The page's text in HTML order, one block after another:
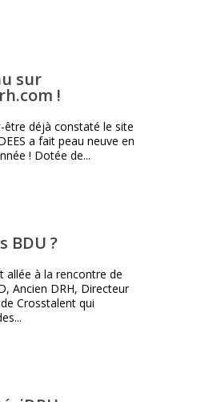
sur
!
être déjà constaté le site
a fait peau neuve en
! Dotée de...
BDU ?
allée à la rencontre de
Ancien DRH, Directeur
Crosstalent qui